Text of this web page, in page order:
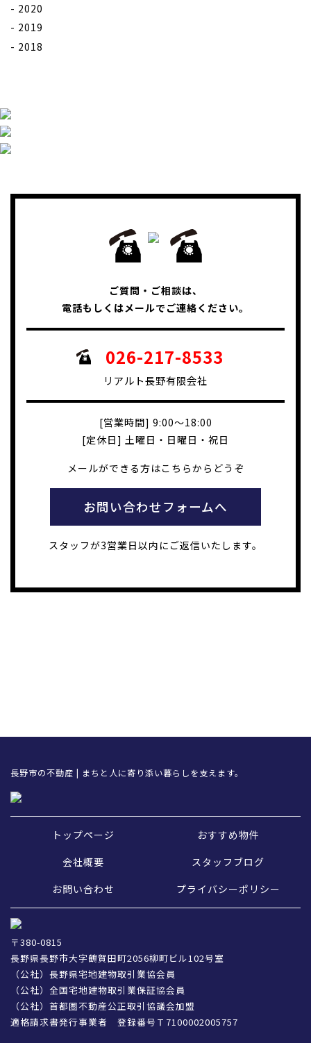
2020
2019
2018
ご質問・ご相談は、
電話もしくはメールでご連絡ください。
026-217-8533
リアルト長野有限会社
[営業時間] 9:00～18:00
[定休日] 土曜日・日曜日・祝日
メールができる方はこちらからどうぞ
お問い合わせフォームへ
スタッフが3営業日以内にご返信いたします。
長野市の不動産 | まちと人に寄り添い暮らしを支えます。
トップページ
おすすめ物件
会社概要
スタッフブログ
お問い合わせ
プライバシーポリシー
〒380-0815
長野県長野市大字鶴賀田町2056柳町ビル102号室
（公社）長野県宅地建物取引業協会員
（公社）全国宅地建物取引業保証協会員
（公社）首都圏不動産公正取引協議会加盟
適格請求書発行事業者 登録番号Ｔ7100002005757